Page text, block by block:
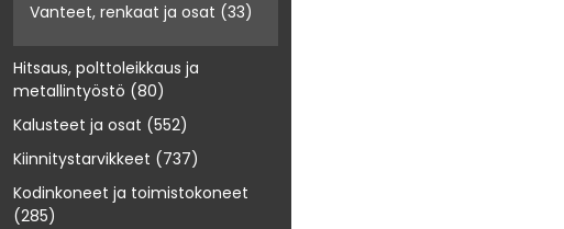
Vanteet, renkaat ja osat (33)
Hitsaus, polttoleikkaus ja
metallintyöstö (80)
Kalusteet ja osat (552)
Kiinnitystarvikkeet (737)
Kodinkoneet ja toimistokoneet
(285)